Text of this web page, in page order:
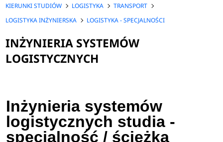
KIERUNKI STUDIÓW LOGISTYKA
TRANSPORT
LOGISTYKA INŻYNIERSKA
LOGISTYKA - SPECJALNOŚCI
INŻYNIERIA SYSTEMÓW
LOGISTYCZNYCH
Inżynieria systemów
logistycznych studia -
specjalność / ścieżka